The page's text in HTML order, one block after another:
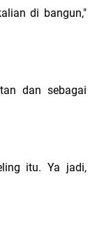
di bangun,"
dan sebagai
itu. Ya jadi,